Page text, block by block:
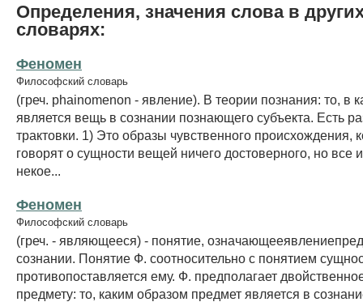
Определения, значения слова в
словарях:
Феномен
Философский словарь
(греч. phainomenon - явление). В теории познания: то, в
является вещь в сознании познающего субъекта. Есть
трактовки. 1) Это образы чувственного происхождения,
говорят о сущности вещей ничего достоверного, но все
некое...
Феномен
Философский словарь
(греч. - являющееся) - понятие,
сознании. Понятие Ф. соотносительно с понятием
противопоставляется ему. Ф. предполагает
предмету: то, каким образом предмет является в